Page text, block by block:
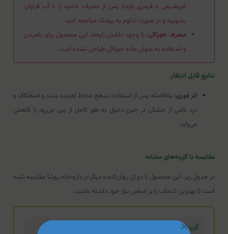
غیرطبیعی یا قرمزی پایدار پس از مصرف، ناحیه را با آب فراوان
بشویید و در صورت تداوم به پزشک مراجعه کنید.
مصرف خوراکی: با وجود داشتن رایحه، این محصول برای بلعیدن
و استفاده به عنوان ماده خوراکی طراحی نشده است.
نتایج قابل انتظار
اثر فوری: بلافاصله پس از استفاده، سطح مخاط لغزنده شده و اصطکاک و
درد ناشی از خشکی در حین دخول به طور کامل از بین می‌رود یا کاهش
می‌یابد.
مقایسه با گزینه‌های مشابه
در جدول زیر، این محصول با دو ژل روان‌کننده دیگر در داروخانه روشا مقایسه شده
است تا بهترین انتخاب را بر اساس نیاز خود داشته باشید:
گزینه تخصصی